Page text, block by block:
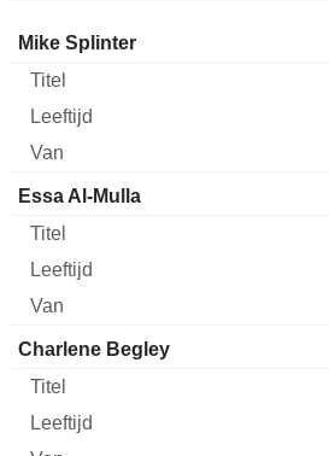
Bestuurder Titel
Mike Splinter
Essa Al-Mulla
Charlene Begley